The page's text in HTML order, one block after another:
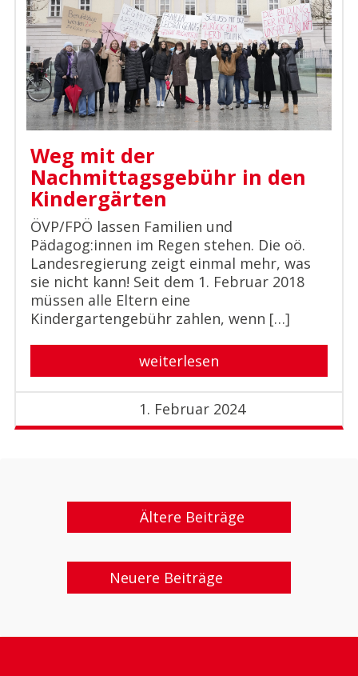
Weg mit der
Nachmittagsgebühr in den
Kindergärten
ÖVP/FPÖ lassen Familien und
Pädagog:innen im Regen stehen. Die oö.
Landesregierung zeigt einmal mehr, was
sie nicht kann! Seit dem 1. Februar 2018
müssen alle Eltern eine
Kindergartengebühr zahlen, wenn […]
weiterlesen
1. Februar 2024
Ältere Beiträge
Neuere Beiträge